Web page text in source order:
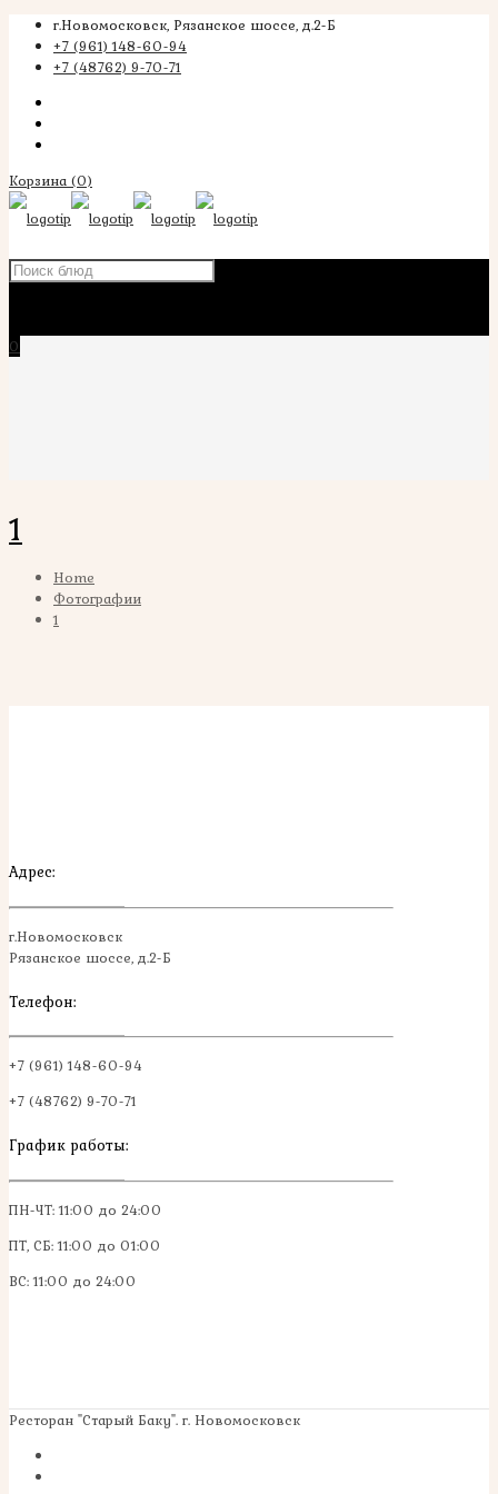
г.Новомосковск, Рязанское шоссе, д.2-Б
+7 (961) 148-60-94
+7 (48762) 9-70-71
Корзина (0)
0
1
Home
Фотографии
1
Адрес:
г.Новомосковск
Рязанское шоссе, д.2-Б
Телефон:
+7 (961) 148-60-94
+7 (48762) 9-70-71
График работы:
ПН-ЧТ: 11:00 до 24:00
ПТ, СБ: 11:00 до 01:00
ВС: 11:00 до 24:00
Ресторан "Старый Баку". г. Новомосковск